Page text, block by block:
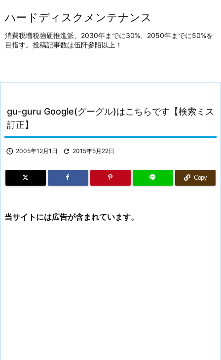
ハードディスクメンテナンス
消費税増税強硬推進派、2030年までに30%、2050年までに50%を
目指す。投稿記事数は伍阡參陌以上！
gu-guru Google(グーグル)はこちらです【検索ミス
訂正】
 2005年12月1日  2015年5月22日
Copy
当サイトには広告が含まれています。